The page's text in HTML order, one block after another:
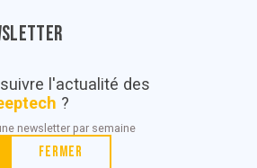
Media 2026
droits réservés.
Qui sommes nous ?
l'actualité des
?
newsletter par semaine
Fermer